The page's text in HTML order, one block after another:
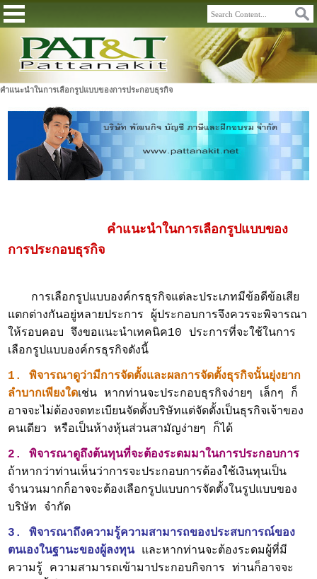
คำแนะนำในการเลือกรูปแบบของการประกอบธุรกิจ
คำแนะนำในการเลือกรูปแบบของ
การประกอบธุรกิจ
การเลือกรูปแบบองค์กรธุรกิจแต่ละประเภทมีข้อดีข้อเสีย
แตกต่างกันอยู่หลายประการ ผู้ประกอบการจึงควรจะพิจารณา
ให้รอบคอบ จึงขอแนะนำเทคนิค10 ประการที่จะใช้ในการ
เลือกรูปแบบองค์กรธุรกิจดังนี้
1.
พิจารณาดูว่ามีการจัดตั้งและผลการจัดตั้งธุรกิจนั้นยุ่งยาก
ลำบากเพียงใดเช่น หากท่านจะประกอบธุรกิจง่ายๆ เล็กๆ ก็
อาจจะไม่ต้องจดทะเบียนจัดตั้งบริษัทแต่จัดตั้งเป็นธุรกิจเจ้าของ
คนเดียว หรือเป็นห้างหุ้นส่วนสามัญง่ายๆ ก็ได้
2. พิจารณาดูถึงต้นทุนที่จะต้องระดมมาในการประกอบการ
ถ้าหากว่าท่านเห็นว่าการจะประกอบการต้องใช้เงินทุนเป็น
จำนวนมากก็อาจจะต้องเลือกรูปแบบการจัดตั้งในรูปแบบของ
บริษัท จำกัด
3. พิจารณาถึงความรู้ความสามารถของประสบการณ์ของ
ตนเองในฐานะของผู้ลงทุนและหากท่านจะต้องระดมผู้ที่มี
ความรู้ ความสามารถเข้ามาประกอบกิจการ ท่านก็อาจจะ